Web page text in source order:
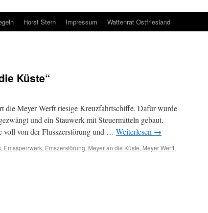
Horst Stern Impressum Wattenrat Ostfriesland
Küste“
die Meyer Werft riesige Kreuzfahrtschiffe. Dafür wurde
und ein Stauwerk mit Steuermitteln gebaut.
voll von der Flusszerstörung und … Weiterlesen →
, Emssperrwerk, Emszerstörung, Meyer an die Küste, Meyer Werft,